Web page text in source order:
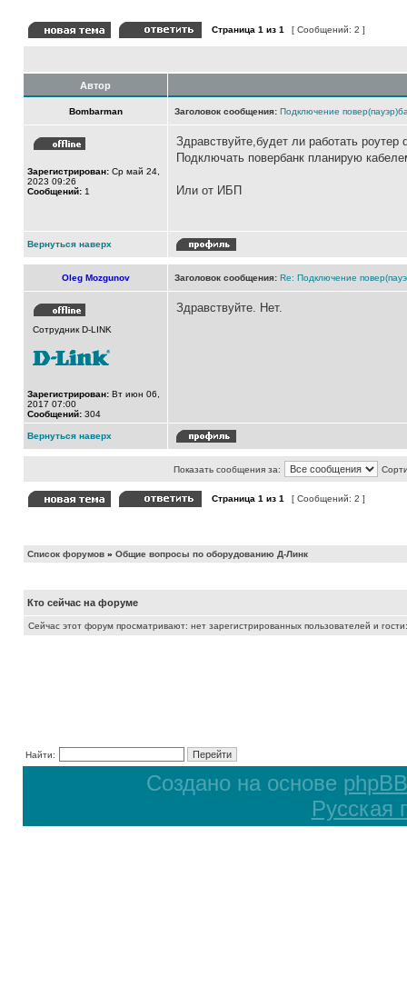
Страница 1 из 1 [ Сообщений: 2 ]
Автор
Bombarman Заголовок сообщения: Подключение
Зарегистрирован: Ср май 24,
2023 09:26
Сообщений: 1
Здравствуйте,будет ли работать роутер
Подключать повербанк планирую
Или от ИБП
Вернуться наверх
Oleg Mozgunov Заголовок сообщения: Re: Подключение
Сотрудник D-LINK
Зарегистрирован: Вт июн 06,
2017 07:00
Сообщений: 304
Здравствуйте. Нет.
Вернуться наверх
Показать сообщения за:
Страница 1 из 1 [ Сообщений: 2 ]
Список форумов » Общие вопросы по оборудованию Д-Линк
Кто сейчас на форуме
Сейчас этот форум просматривают: нет зарегистрированных пользователей и
Найти:
Создано на основе phpBB
Русская